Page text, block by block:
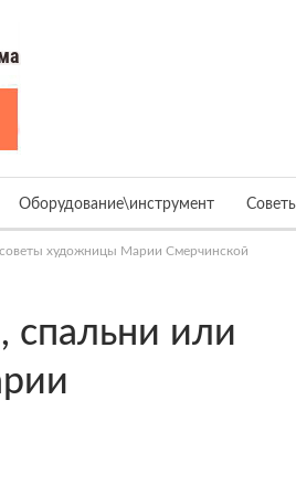
Оборудование\инструмент
художницы Марии Смерчинской
спальни или